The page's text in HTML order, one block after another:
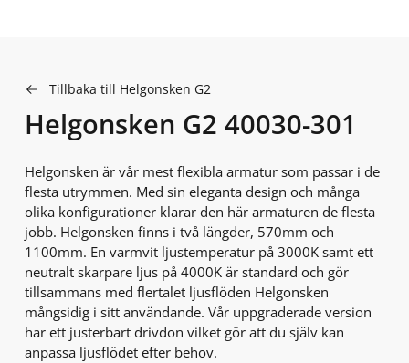
Tillbaka till Helgonsken G2
Helgonsken G2 40030-301
Helgonsken är vår mest flexibla armatur som passar i de
flesta utrymmen. Med sin eleganta design och många
olika konfigurationer klarar den här armaturen de flesta
jobb. Helgonsken finns i två längder, 570mm och
1100mm. En varmvit ljustemperatur på 3000K samt ett
neutralt skarpare ljus på 4000K är standard och gör
tillsammans med flertalet ljusflöden Helgonsken
mångsidig i sitt användande. Vår uppgraderade version
har ett justerbart drivdon vilket gör att du själv kan
anpassa ljusflödet efter behov.